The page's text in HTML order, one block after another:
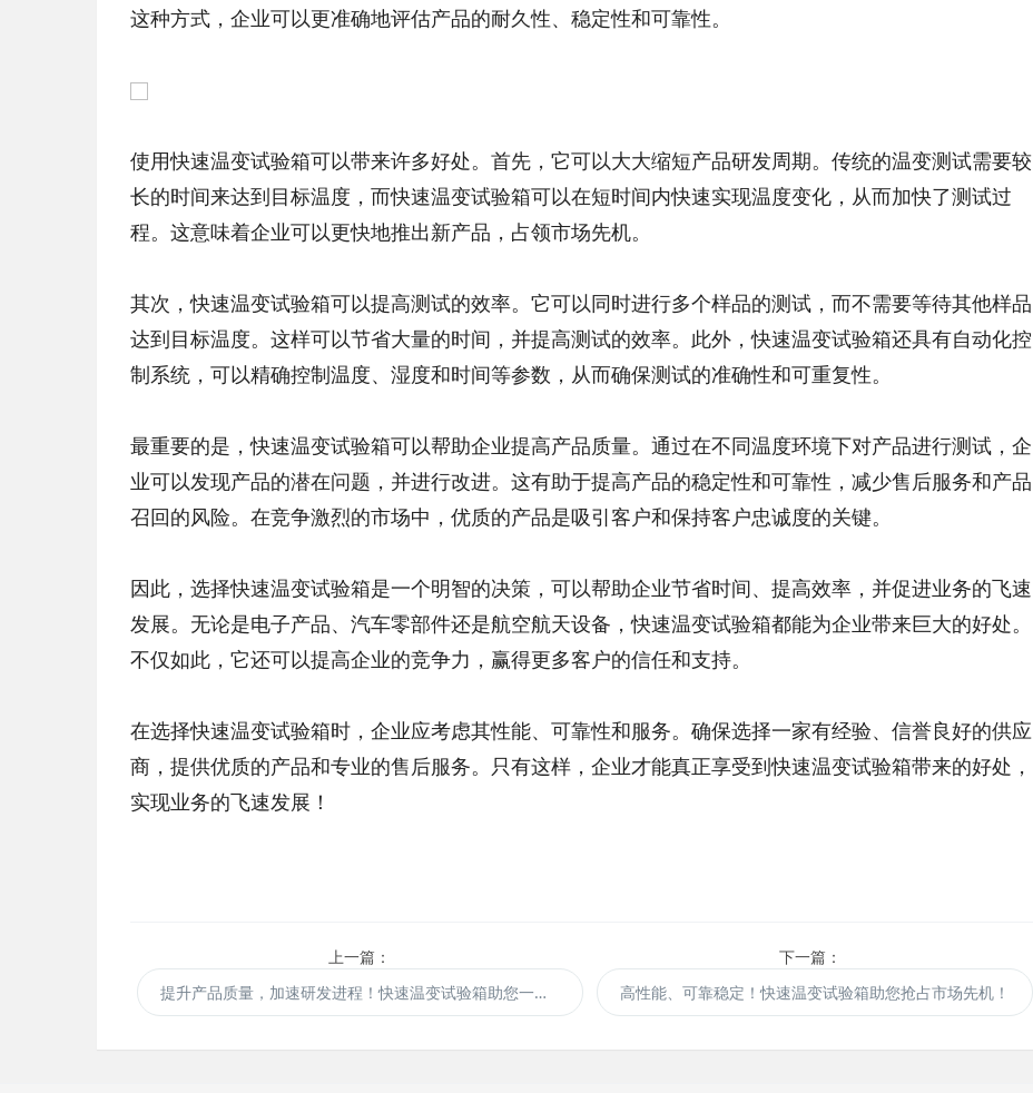
这种方式，企业可以更准确地评估产品的耐久性、稳定性和可靠性。
使用快速温变试验箱可以带来许多好处。首先，它可以大大缩短产品研发周期。传统的温变测试需要较
长的时间来达到目标温度，而快速温变试验箱可以在短时间内快速实现温度变化，从而加快了测试过
程。这意味着企业可以更快地推出新产品，占领市场先机。
其次，快速温变试验箱可以提高测试的效率。它可以同时进行多个样品的测试，而不需要等待其他样品
达到目标温度。这样可以节省大量的时间，并提高测试的效率。此外，快速温变试验箱还具有自动化控
制系统，可以精确控制温度、湿度和时间等参数，从而确保测试的准确性和可重复性。
最重要的是，快速温变试验箱可以帮助企业提高产品质量。通过在不同温度环境下对产品进行测试，企
业可以发现产品的潜在问题，并进行改进。这有助于提高产品的稳定性和可靠性，减少售后服务和产品
召回的风险。在竞争激烈的市场中，优质的产品是吸引客户和保持客户忠诚度的关键。
因此，选择快速温变试验箱是一个明智的决策，可以帮助企业节省时间、提高效率，并促进业务的飞速
发展。无论是电子产品、汽车零部件还是航空航天设备，快速温变试验箱都能为企业带来巨大的好处。
不仅如此，它还可以提高企业的竞争力，赢得更多客户的信任和支持。
在选择快速温变试验箱时，企业应考虑其性能、可靠性和服务。确保选择一家有经验、信誉良好的供应
商，提供优质的产品和专业的售后服务。只有这样，企业才能真正享受到快速温变试验箱带来的好处，
实现业务的飞速发展！
上一篇：
提升产品质量，加速研发进程！快速温变试验箱助您一臂之力！
下一篇：
高性能、可靠稳定！快速温变试验箱助您抢占市场先机！